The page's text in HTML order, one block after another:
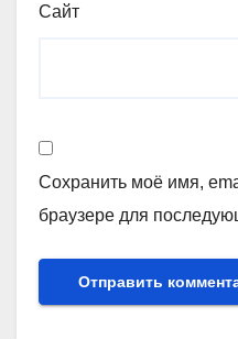
Сайт
Сохранить моё имя,
браузере для